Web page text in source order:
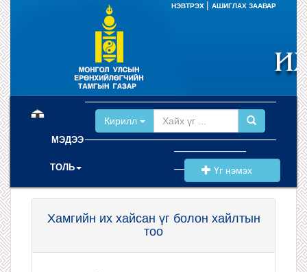
НЭВТРЭХ АШИГЛАХ ЗААВАР
МЭДЭЭ
ТОЛЬ
Кирилл
Үг нэмэх
Хамгийн их хайсан үг болон хайлтын
тоо